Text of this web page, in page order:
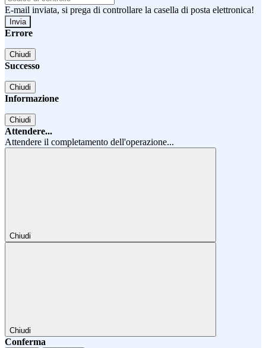
E-mail inviata, si prega di controllare la casella di posta elettronica!
Errore
Chiudi
Successo
Chiudi
Informazione
Chiudi
Attendere...
Attendere il completamento dell'operazione...
Chiudi
Chiudi
Conferma